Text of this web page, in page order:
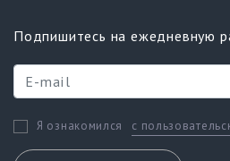
Подпишитесь на ежедневную
Я ознакомился с